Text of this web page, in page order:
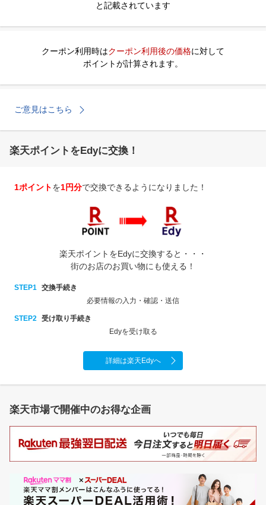
と記載されています
クーポン利用時はクーポン利用後の価格に対して
ポイントが計算されます。
ご意見はこちら
楽天ポイントをEdyに交換！
1ポイントを1円分で交換できるようになりました！
楽天ポイントをEdyに交換すると・・・
街のお店のお買い物にも使える！
STEP1 交換手続き
必要情報の入力・確認・送信
STEP2 受け取り手続き
Edyを受け取る
詳細は楽天Edyへ
楽天市場で開催中のお得な企画